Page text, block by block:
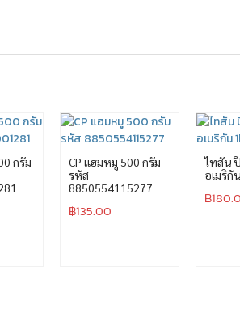
กรัม
CP แฮมหมู 500 กรัม
รหัส
8850554115277
฿135.00
ไทสัน
อเมริกั
฿